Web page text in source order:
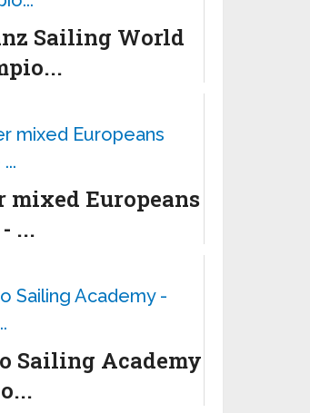
Sailing World
mixed Europeans
...
Sailing Academy